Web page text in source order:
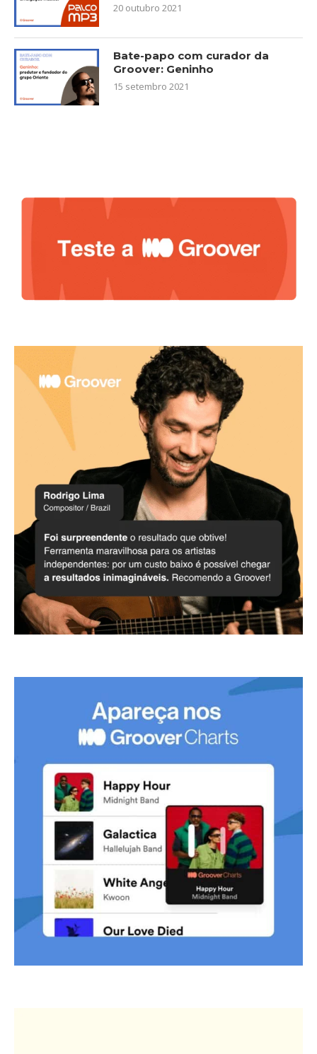
20 outubro 2021
Bate-papo com curador da
Groover: Geninho
15 setembro 2021